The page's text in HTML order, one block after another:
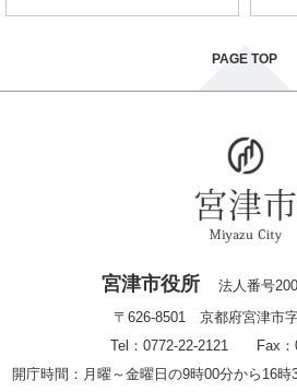
PAGE TOP
宮津市役所
法人番号
〒626-8501 京都府宮津市
Tel：0772-22-2121 Fax：
開庁時間：月曜～金曜日の9時00分から16